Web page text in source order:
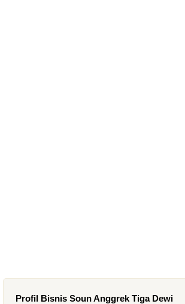
Profil Bisnis Soun Anggrek Tiga Dewi